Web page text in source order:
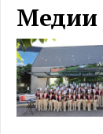
Медии